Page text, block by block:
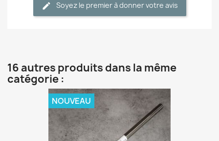
Soyez le premier à donner votre avis
16 autres produits dans la même
catégorie :
NOUVEAU